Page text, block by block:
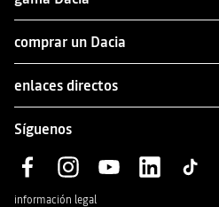
comprar un Dacia
enlaces directos
Síguenos
información legal